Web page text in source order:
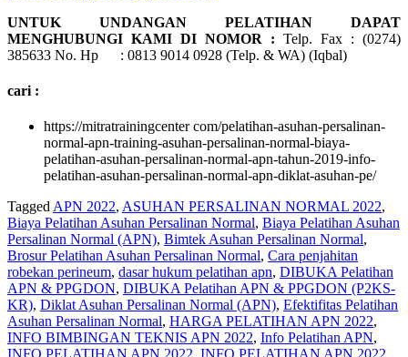
UNTUK UNDANGAN PELATIHAN DAPAT
MENGHUBUNGI KAMI DI NOMOR : Telp. Fax : (0274)
385633 No. Hp : 0813 9014 0928 (Telp. & WA) (Iqbal)
cari :
https://mitratrainingcenter com/pelatihan-asuhan-persalinan-
normal-apn-training-asuhan-persalinan-normal-biaya-
pelatihan-asuhan-persalinan-normal-apn-tahun-2019-info-
pelatihan-asuhan-persalinan-normal-apn-diklat-asuhan-pe/
Tagged APN 2022, ASUHAN PERSALINAN NORMAL 2022,
Biaya Pelatihan Asuhan Persalinan Normal, Biaya Pelatihan Asuhan
Persalinan Normal (APN), Bimtek Asuhan Persalinan Normal,
Brosur Pelatihan Asuhan Persalinan Normal, Cara penjahitan
robekan perineum, dasar hukum pelatihan apn, DIBUKA Pelatihan
APN & PPGDON, DIBUKA Pelatihan APN & PPGDON (P2KS-
KR), Diklat Asuhan Persalinan Normal (APN), Efektifitas Pelatihan
Asuhan Persalinan Normal, HARGA PELATIHAN APN 2022,
INFO BIMBINGAN TEKNIS APN 2022, Info Pelatihan APN,